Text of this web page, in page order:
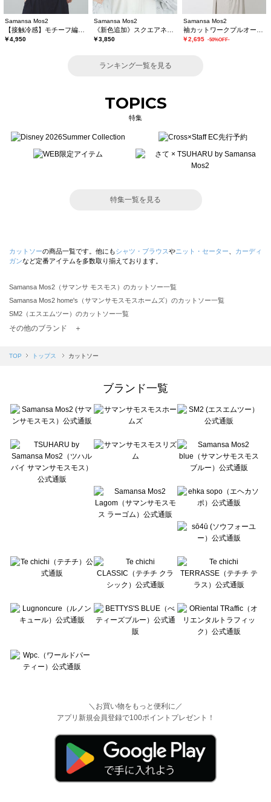
Samansa Mos2
￥4,950
Samansa Mos2
￥3,850
Samansa Mos2
￥2,695 -50%OFF-
ランキング一覧を見る
TOPICS
特集
特集一覧を見る
カットソーの商品一覧です。他にもシャツ・ブラウスやニット・セーター
カーディ
ガンなど定番アイテムを多数取り揃えております。
Samansa Mos2（サマンサ モスモス）のカットソー一覧
Samansa Mos2 home's（サマンサモスモスホームズ）のカットソー一覧
SM2（エスエムツー）のカットソー一覧
TSUHARU by Samansa Mos2（ツハルバイサマンサモスモス）のカットソー一覧
Samansa Mos2 blue（サマンサモスモス ブルー）のカットソー一覧
sō4ū（ソウフォーユー）のカットソー一覧
Te chichi（テチチ）のカットソー一覧
Te chichi CLASSIC（テチチ クラシック）のカットソー一覧
Lugnoncure（ルノンキュール）のカットソー一覧
BETTY'S BLUE（べティーズブルー）のカットソー一覧
Wpc.（ワールドパーティー）のカットソー一覧
その他のブランド ＋
TOP トップス カットソー
ブランド一覧
＼お買い物をもっと便利に／
アプリ新規会員登録で100ポイントプレゼント！